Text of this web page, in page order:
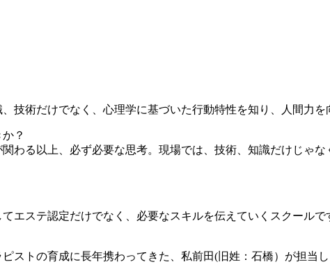
、技術だけでなく、心理学に基づいた行動特性を知り、人間力
？
わる以上、必ず必要な思考。現場では、技術、知識だけじゃ
エステ認定だけでなく、必要なスキルを伝えていくスクールで
ストの育成に長年携わってきた、私前田(旧姓：石橋）が担当